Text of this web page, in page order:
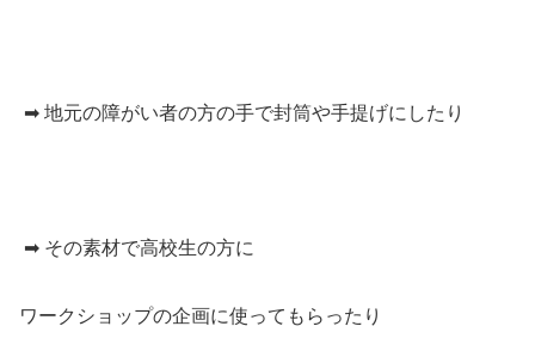
➡ 地元の障がい者の方の手で封筒や手提げにしたり
➡ その素材で高校生の方に
ワークショップの企画に使ってもらったり